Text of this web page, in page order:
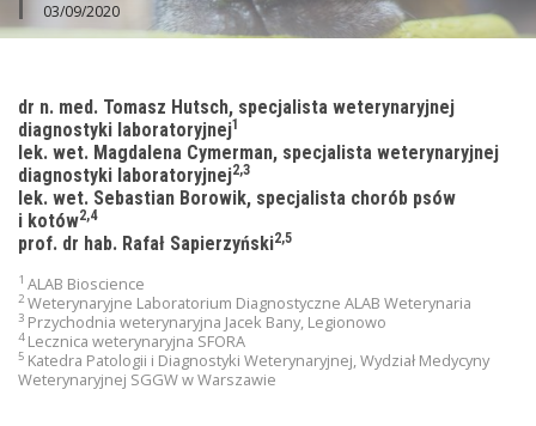
03/09/2020
dr n. med. Tomasz Hutsch, specjalista weterynaryjnej
diagnostyki laboratoryjnej1
lek. wet. Magdalena Cymerman, specjalista weterynaryjnej
diagnostyki laboratoryjnej2,3
lek. wet. Sebastian Borowik, specjalista chorób psów
i kotów2,4
prof. dr hab. Rafał Sapierzyński2,5
1 ALAB Bioscience
2 Weterynaryjne Laboratorium Diagnostyczne ALAB Weterynaria
3 Przychodnia weterynaryjna Jacek Bany, Legionowo
4Lecznica weterynaryjna SFORA
5 Katedra Patologii i Diagnostyki Weterynaryjnej, Wydział Medycyny
Weterynaryjnej SGGW w Warszawie